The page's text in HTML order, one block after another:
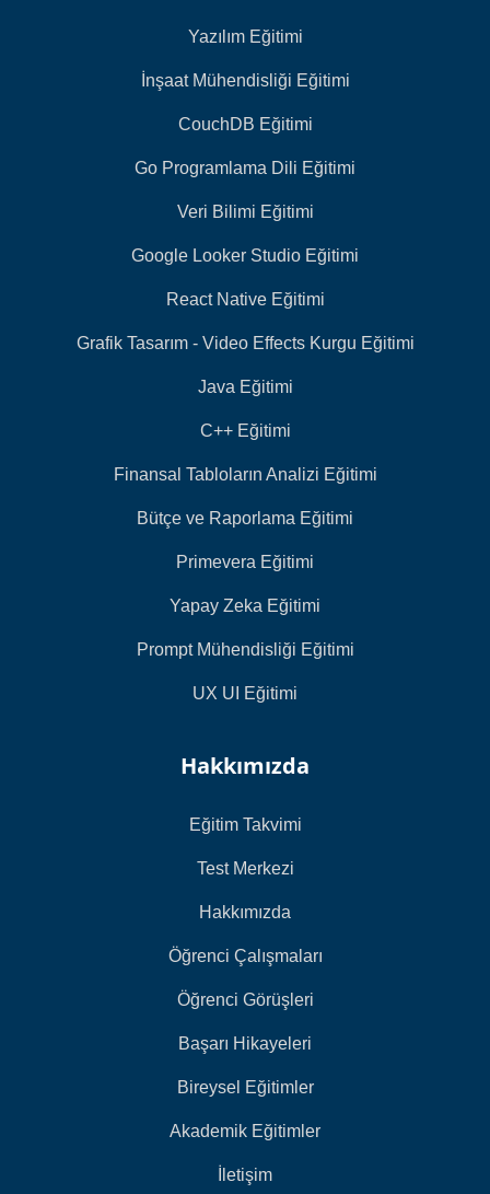
Yazılım Eğitimi
İnşaat Mühendisliği Eğitimi
CouchDB Eğitimi
Go Programlama Dili Eğitimi
Veri Bilimi Eğitimi
Google Looker Studio Eğitimi
React Native Eğitimi
Grafik Tasarım - Video Effects Kurgu Eğitimi
Java Eğitimi
C++ Eğitimi
Finansal Tabloların Analizi Eğitimi
Bütçe ve Raporlama Eğitimi
Primevera Eğitimi
Yapay Zeka Eğitimi
Prompt Mühendisliği Eğitimi
UX UI Eğitimi
Hakkımızda
Eğitim Takvimi
Test Merkezi
Hakkımızda
Öğrenci Çalışmaları
Öğrenci Görüşleri
Başarı Hikayeleri
Bireysel Eğitimler
Akademik Eğitimler
İletişim